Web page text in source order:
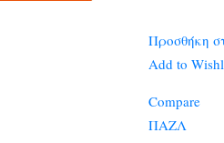
Προσθήκη
Add to
Compare
ΠΑΖΛ